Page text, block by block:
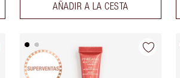
AÑADIR A LA CESTA